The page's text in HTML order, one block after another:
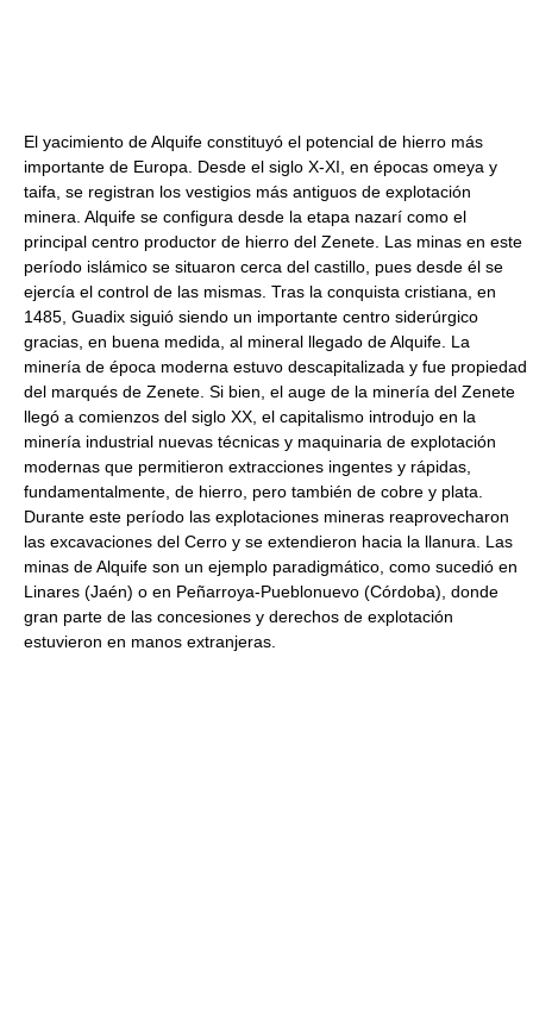
El yacimiento de Alquife constituyó el potencial de hierro más
importante de Europa. Desde el siglo X-XI, en épocas omeya y
taifa, se registran los vestigios más antiguos de explotación
minera. Alquife se configura desde la etapa nazarí como el
principal centro productor de hierro del Zenete. Las minas en este
período islámico se situaron cerca del castillo, pues desde él se
ejercía el control de las mismas. Tras la conquista cristiana, en
1485, Guadix siguió siendo un importante centro siderúrgico
gracias, en buena medida, al mineral llegado de Alquife. La
minería de época moderna estuvo descapitalizada y fue propiedad
del marqués de Zenete. Si bien, el auge de la minería del Zenete
llegó a comienzos del siglo XX, el capitalismo introdujo en la
minería industrial nuevas técnicas y maquinaria de explotación
modernas que permitieron extracciones ingentes y rápidas,
fundamentalmente, de hierro, pero también de cobre y plata.
Durante este período las explotaciones mineras reaprovecharon
las excavaciones del Cerro y se extendieron hacia la llanura. Las
minas de Alquife son un ejemplo paradigmático, como sucedió en
Linares (Jaén) o en Peñarroya-Pueblonuevo (Córdoba), donde
gran parte de las concesiones y derechos de explotación
estuvieron en manos extranjeras.